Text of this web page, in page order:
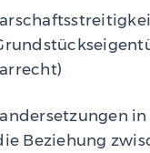
Beziehung